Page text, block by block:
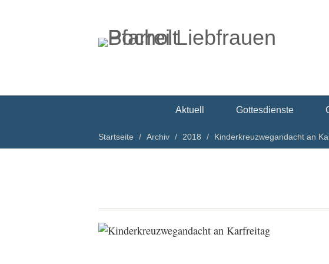
Aktuell Gottesdienste
Startseite Archiv 2018 Kinderkreuzwegandacht an